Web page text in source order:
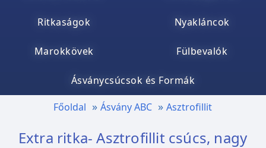
Ritkaságok Nyakláncok
Marokkövek Fülbevalók
Ásványcsúcsok és Formák
Főoldal Ásvány ABC Asztrofillit
Extra ritka- Asztrofillit csúcs, nagy